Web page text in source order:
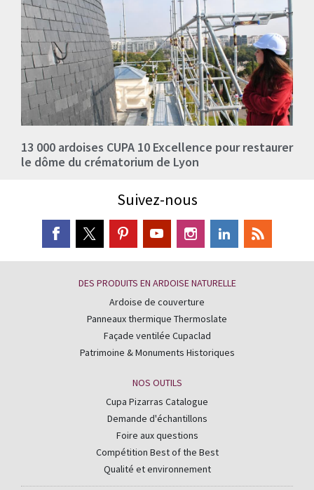
13 000 ardoises CUPA 10 Excellence pour restaurer
le dôme du crématorium de Lyon
Suivez-nous
DES PRODUITS EN ARDOISE NATURELLE
Ardoise de couverture
Panneaux thermique Thermoslate
Façade ventilée Cupaclad
Patrimoine & Monuments Historiques
NOS OUTILS
Cupa Pizarras Catalogue
Demande d'échantillons
Foire aux questions
Compétition Best of the Best
Qualité et environnement